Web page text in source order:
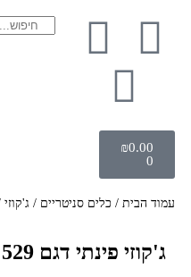
₪0.00
עמוד הבית/ כלים סניטריים/ ג'קוזי/
ג'קוזי פינתי דגם 529